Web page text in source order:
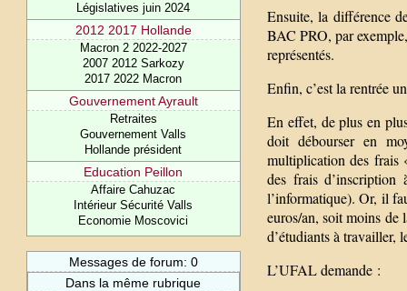
Législatives juin 2024
2012 2017 Hollande
Macron 2 2022-2027
2007 2012 Sarkozy
2017 2022 Macron
Gouvernement Ayrault
Retraites
Gouvernement Valls
Hollande président
Education Peillon
Affaire Cahuzac
Intérieur Sécurité Valls
Economie Moscovici
Messages de forum: 0
Dans la même rubrique
Ensuite, la différence
BAC PRO, par
représentés.
Enfin, c’est la rentrée
En effet, de plus en
doit débourser en
multiplication des frais
des frais d’inscription
l’informatique). Or, il
euros/an, soit moins de
d’étudiants à travailler,
L’UFAL demande :